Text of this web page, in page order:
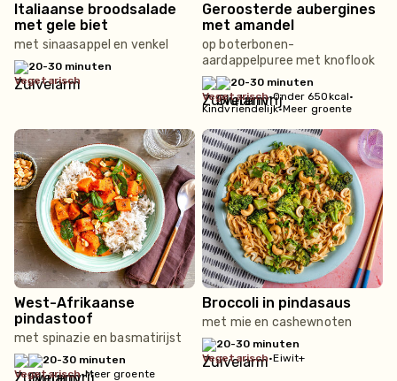
Italiaanse broodsalade
met gele biet
met sinaasappel en venkel
20-30 minuten
vegetarisch
Geroosterde aubergines
met amandel
op boterbonen-
aardappelpuree met knoflook
20-30 minuten
vegetarisch•Onder 650kcal•
Kindvriendelijk•Meer groente
West-Afrikaanse
pindastoof
met spinazie en basmatirijst
20-30 minuten
vegetarisch•Meer groente
Broccoli in pindasaus
met mie en cashewnoten
20-30 minuten
vegetarisch•Eiwit+